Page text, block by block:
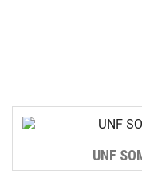
UNF